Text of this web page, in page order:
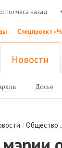
полчаса назад
Спецпроект
Новости
Досье
/Общество